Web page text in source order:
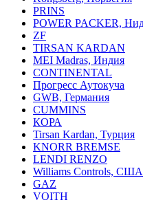
PRINS
POWER PACKER,
ZF
TIRSAN KARDAN
MEI Madras, Индия
CONTINENTAL
Прогресс Аутокуча
GWB, Германия
CUMMINS
КОРА
Tirsan Kardan, Турция
KNORR BREMSE
LENDI RENZO
Williams Controls, США
GAZ
VOITH